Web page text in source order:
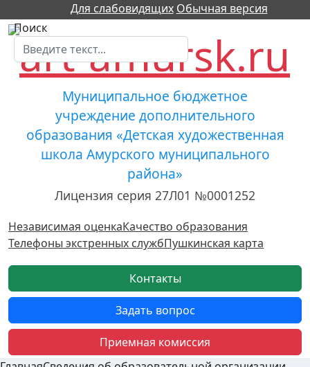
Для слабовидящих Обычная версия
Поиск
Муниципальное бюджетное
учреждение дополнительного
образования «Детская художественная
школа Амурского муниципального
района»
Лицензия серия 27Л01 №0001252
Независимая оценкаКачество образования
Телефоны экстренных службПушкинская карта
Контакты
Задать вопрос
Приемная комиссия